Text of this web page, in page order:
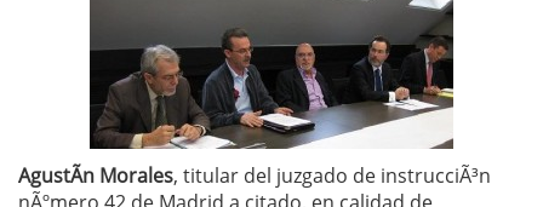
AgustÃ­n Morales, titular del juzgado de instrucciÃ³n